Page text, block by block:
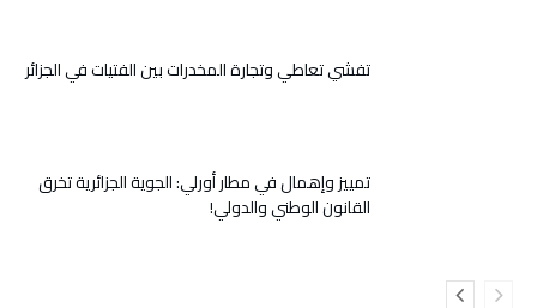
تفشي تعاطي وتجارة المخدرات بين الفتيات في الجزائر
تمييز وإهمال في مطار أورلي: الجوية الجزائرية تخرق
القانون الوطني والدولي!